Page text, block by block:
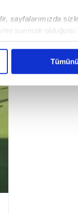
sayfalarımızda
sunmak
kişilere ait çerezler
toplumu
ve
ilişkin
Metnimizi okumak ve